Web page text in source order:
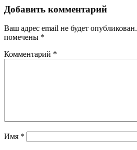
записям
Добавить комментарий
Ваш адрес email не будет опубликован.
помечены *
Комментарий *
Имя *